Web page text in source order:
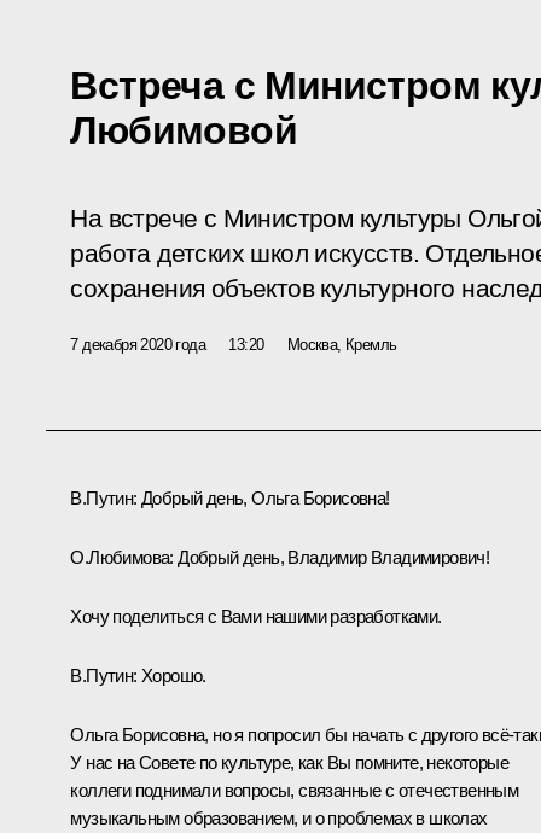
Встреча с Министром
Любимовой
На встрече с Министром культуры
работа детских школ искусств.
сохранения объектов культурного
7 декабря 2020 года 13:20 Москва, Кремль
В.Путин: Добрый день, Ольга Борисовна!
О.Любимова: Добрый день, Владимир Владимирович!
Хочу поделиться с Вами нашими разработками.
В.Путин: Хорошо.
Ольга Борисовна, но я попросил бы начать с другого всё-
У нас на Совете по культуре, как Вы помните, некоторые
коллеги поднимали вопросы, связанные с отечественным
музыкальным образованием, и о проблемах в школах